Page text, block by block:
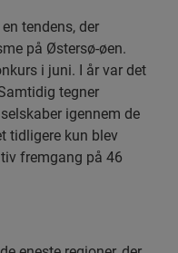
tendens, der
på Østersø-øen.
i juni. I år var det
tegner
igennem de
tidligere kun blev
fremgang på 46